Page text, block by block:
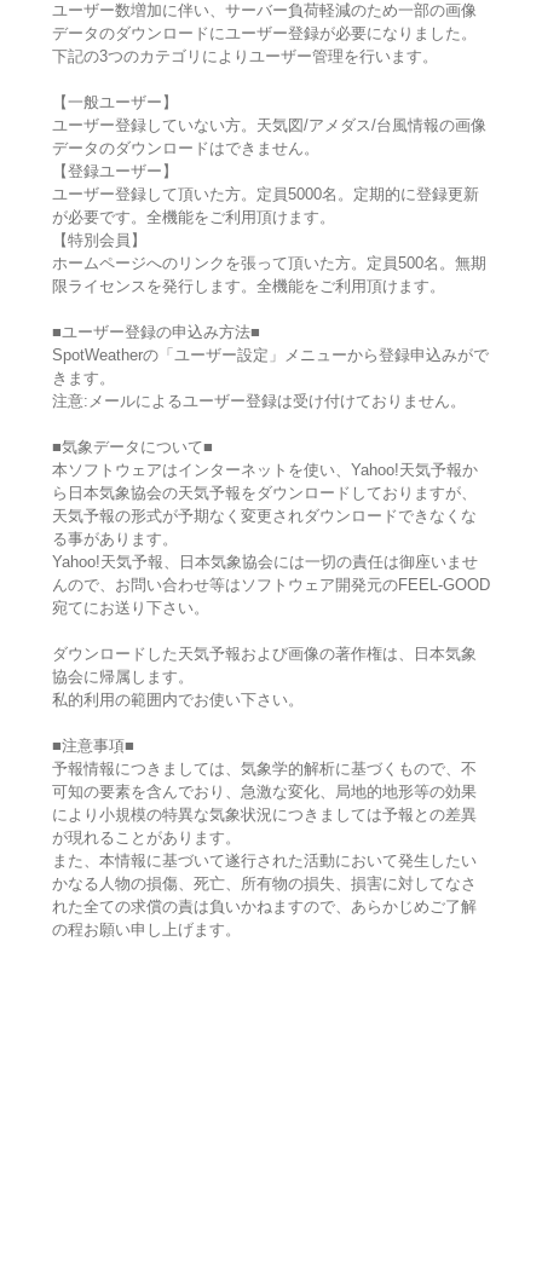
ユーザー数増加に伴い、サーバー負荷軽減のため一部の画像
データのダウンロードにユーザー登録が必要になりました。
下記の3つのカテゴリによりユーザー管理を行います。
【一般ユーザー】
ユーザー登録していない方。天気図/アメダス/台風情報の画像
データのダウンロードはできません。
【登録ユーザー】
ユーザー登録して頂いた方。定員5000名。定期的に登録更新
が必要です。全機能をご利用頂けます。
【特別会員】
ホームページへのリンクを張って頂いた方。定員500名。無期
限ライセンスを発行します。全機能をご利用頂けます。
■ユーザー登録の申込み方法■
SpotWeatherの「ユーザー設定」メニューから登録申込みがで
きます。
注意:メールによるユーザー登録は受け付けておりません。
■気象データについて■
本ソフトウェアはインターネットを使い、Yahoo!天気予報か
ら日本気象協会の天気予報をダウンロードしておりますが、
天気予報の形式が予期なく変更されダウンロードできなくな
る事があります。
Yahoo!天気予報、日本気象協会には一切の責任は御座いませ
んので、お問い合わせ等はソフトウェア開発元のFEEL-GOOD
宛てにお送り下さい。
ダウンロードした天気予報および画像の著作権は、日本気象
協会に帰属します。
私的利用の範囲内でお使い下さい。
■注意事項■
予報情報につきましては、気象学的解析に基づくもので、不
可知の要素を含んでおり、急激な変化、局地的地形等の効果
により小規模の特異な気象状況につきましては予報との差異
が現れることがあります。
また、本情報に基づいて遂行された活動において発生したい
かなる人物の損傷、死亡、所有物の損失、損害に対してなさ
れた全ての求償の責は負いかねますので、あらかじめご了解
の程お願い申し上げます。